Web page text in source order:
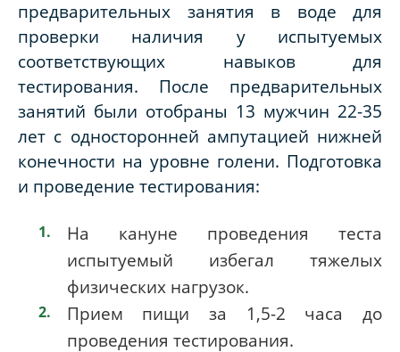
предварительных занятия в воде для
проверки наличия у испытуемых
соответствующих навыков для
тестирования. После предварительных
занятий были отобраны 13 мужчин 22-35
лет с односторонней ампутацией нижней
конечности на уровне голени. Подготовка
и проведение тестирования:
На кануне проведения теста
испытуемый избегал тяжелых
физических нагрузок.
Прием пищи за 1,5-2 часа до
проведения тестирования.